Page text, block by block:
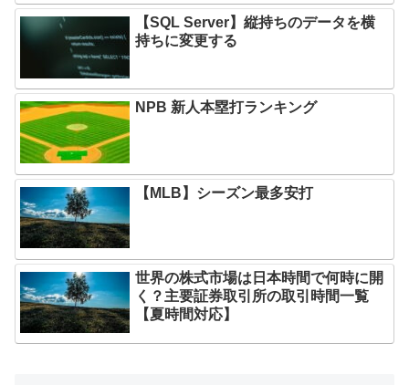
【SQL Server】縦持ちのデータを横
持ちに変更する
NPB 新人本塁打ランキング
【MLB】シーズン最多安打
世界の株式市場は日本時間で何時に開
く？主要証券取引所の取引時間一覧
【夏時間対応】